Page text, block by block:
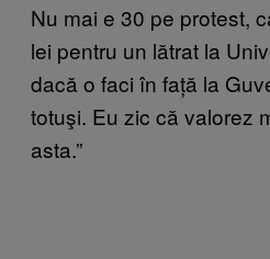
Nu mai e 30 pe protest,
lei pentru un lătrat la
dacă o faci în față la
totuşi. Eu zic că valorez
asta.”